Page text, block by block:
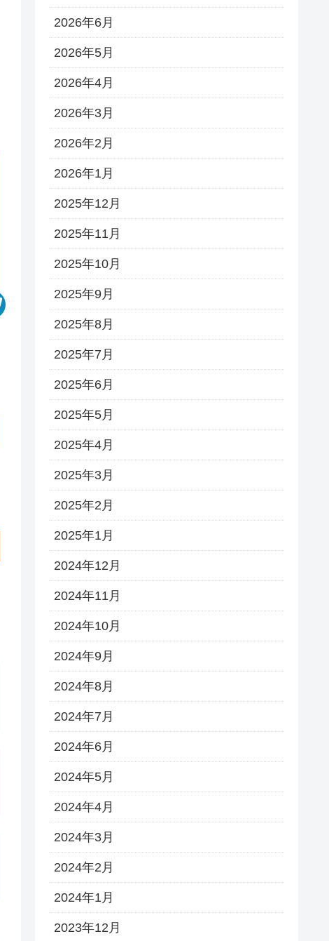
2026年6月
2026年5月
2026年4月
2026年3月
2026年2月
2026年1月
2025年12月
2025年11月
2025年10月
2025年9月
2025年8月
2025年7月
2025年6月
2025年5月
2025年4月
2025年3月
2025年2月
2025年1月
2024年12月
2024年11月
2024年10月
2024年9月
2024年8月
2024年7月
2024年6月
2024年5月
2024年4月
2024年3月
2024年2月
2024年1月
2023年12月